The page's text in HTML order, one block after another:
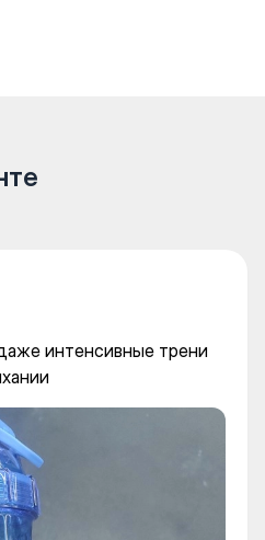
— Gym
интенсивные трени